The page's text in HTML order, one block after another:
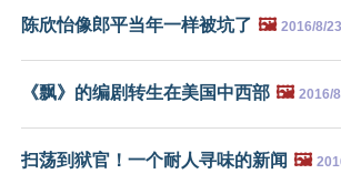
陈欣怡像郎平当年一样被坑了 🖼️ 2016/8/23
《飘》的编剧转生在美国中西部 🖼️ 2016/
扫荡到狱官！一个耐人寻味的新闻 🖼️